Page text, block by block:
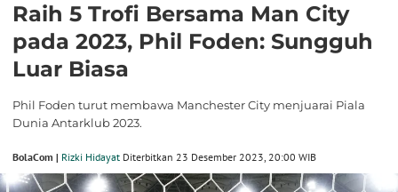
Raih 5 Trofi Bersama Man City
pada 2023, Phil Foden: Sungguh
Luar Biasa
Phil Foden turut membawa Manchester City menjuarai Piala
Dunia Antarklub 2023.
BolaCom | Rizki Hidayat Diterbitkan 23 Desember 2023, 20:00 WIB